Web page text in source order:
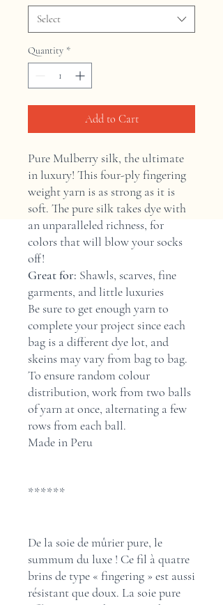
Select
Quantity *
Add to Cart
Pure Mulberry silk, the ultimate
in luxury! This four-ply fingering
weight yarn is as strong as it is
soft. The pure silk takes dye with
an unparalleled richness, for
colors that will blow your socks
off!
Great for: Shawls, scarves, fine
garments, and little luxuries
Be sure to get enough yarn to
complete your project since each
bag is a different dye lot, and
skeins may vary from bag to bag.
To ensure random colour
distribution, work from two balls
of yarn at once, alternating a few
rows from each ball.
Made in Peru
******
De la soie de mûrier pure, le
summum du luxe ! Ce fil à quatre
brins de type « fingering » est aussi
résistant que doux. La soie pure